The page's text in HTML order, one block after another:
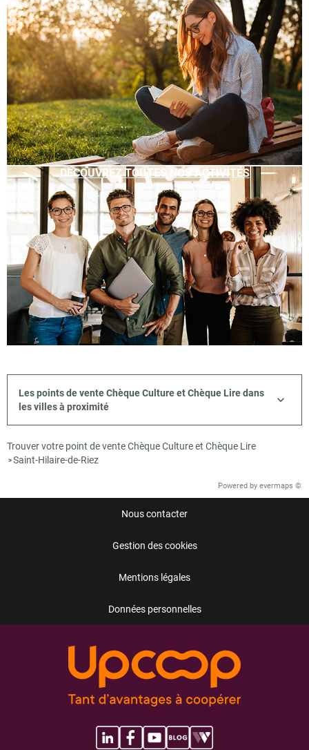
DÉCOUVREZ TOUTES NOS ACTIVITÉS
Les points de vente Chèque Culture et Chèque Lire dans
les villes à proximité
Trouver votre point de vente Chèque Culture et Chèque Lire
>Saint-Hilaire-de-Riez
Powered by evermaps ©
Nous contacter
Gestion des cookies
Mentions légales
Données personnelles